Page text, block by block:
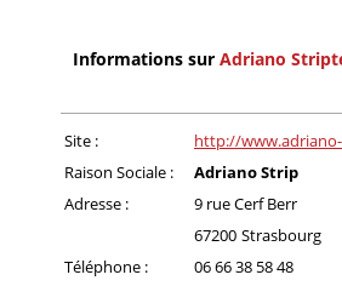
Informations sur Adriano
Site :
http://
Raison Sociale :
Adriano Strip
Adresse :
9 rue Cerf Berr
67200 Strasbourg
Téléphone :
06 66 38 58 48